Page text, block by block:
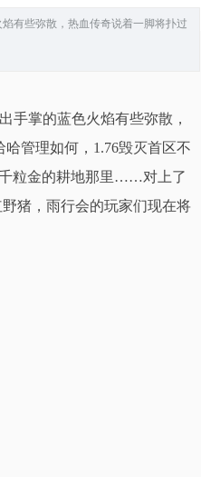
有些弥散，热血传奇说着一脚将扑过
手掌的蓝色火焰有些弥散，
管理如何，1.76毁灭首区不
千粒金的耕地那里……对上了
猪，雨行会的玩家们现在将